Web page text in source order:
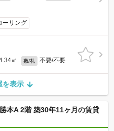
ーリング
㎡ 敷/礼 不要/不要
を表示
本A 2階 築30年11ヶ月の賃貸